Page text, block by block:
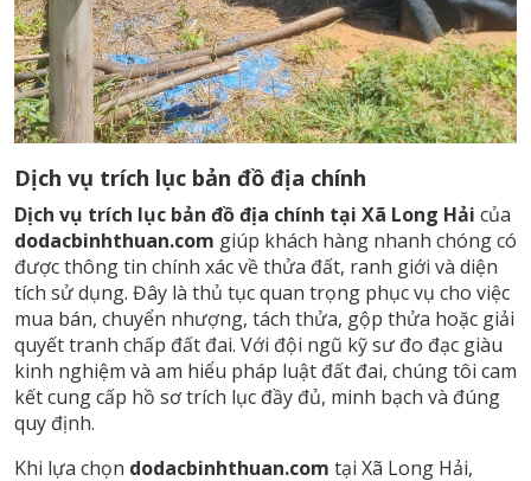
Dịch vụ trích lục bản đồ địa chính
Dịch vụ trích lục bản đồ địa chính tại Xã Long Hải của
dodacbinhthuan.com giúp khách hàng nhanh chóng có
được thông tin chính xác về thửa đất, ranh giới và diện
tích sử dụng. Đây là thủ tục quan trọng phục vụ cho việc
mua bán, chuyển nhượng, tách thửa, gộp thửa hoặc giải
quyết tranh chấp đất đai. Với đội ngũ kỹ sư đo đạc giàu
kinh nghiệm và am hiểu pháp luật đất đai, chúng tôi cam
kết cung cấp hồ sơ trích lục đầy đủ, minh bạch và đúng
quy định.
Khi lựa chọn dodacbinhthuan.com tại Xã Long Hải,